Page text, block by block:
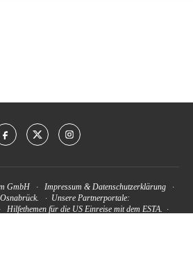
GmbH · Impressum & Datenschutzerklärung ·
· Unsere Partnerportale:
Hilfethemen für die US Einreise mit dem ESTA. ·